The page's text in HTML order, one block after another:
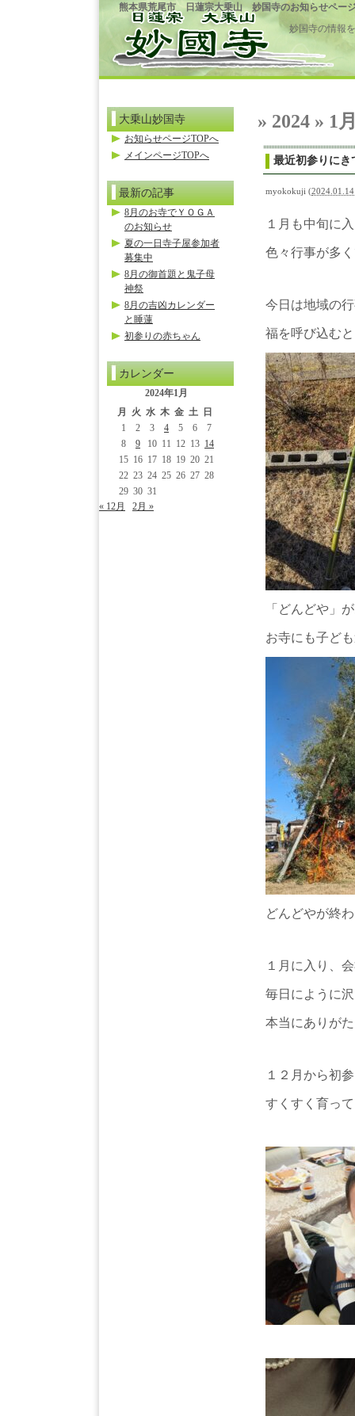
熊本県荒尾市 日蓮宗大乗山 妙国寺のお知らせペー
妙国寺の情報
» 2024 » 1
最近初参りにき
myokokuji (
１月も中旬に
色々行事が多
今日は地域の
福を呼び込む
「どんどや」
お寺にも子ど
どんどやが終
１月に入り、
毎日にように
本当にありが
１２月から初
すくすく育っ
大乗山妙国寺
お知らせページTOPへ
メインページTOPへ
最新の記事
8月のお寺でＹＯＧＡ
のお知らせ
夏の一日寺子屋参加者
募集中
8月の御首題と鬼子母
神祭
8月の吉凶カレンダー
と睡蓮
初参りの赤ちゃん
カレンダー
2024年1月
月
火 水 木 金 土
日
1
2 3 4 5 6
7
8
9 10 11 12 13 14
15 16 17 18 19 20 21
22 23 24 25 26 27 28
29 30 31
« 12月
2月 »